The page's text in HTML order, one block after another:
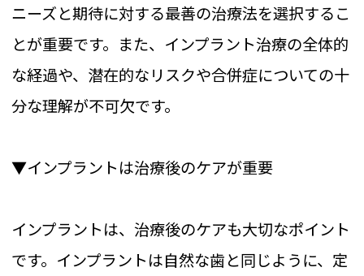
ニーズと期待に対する最善の治療法を選択するこ
とが重要です。また、インプラント治療の全体的
な経過や、潜在的なリスクや合併症についての十
分な理解が不可欠です。
▼インプラントは治療後のケアが重要
インプラントは、治療後のケアも大切なポイント
です。インプラントは自然な歯と同じように、定